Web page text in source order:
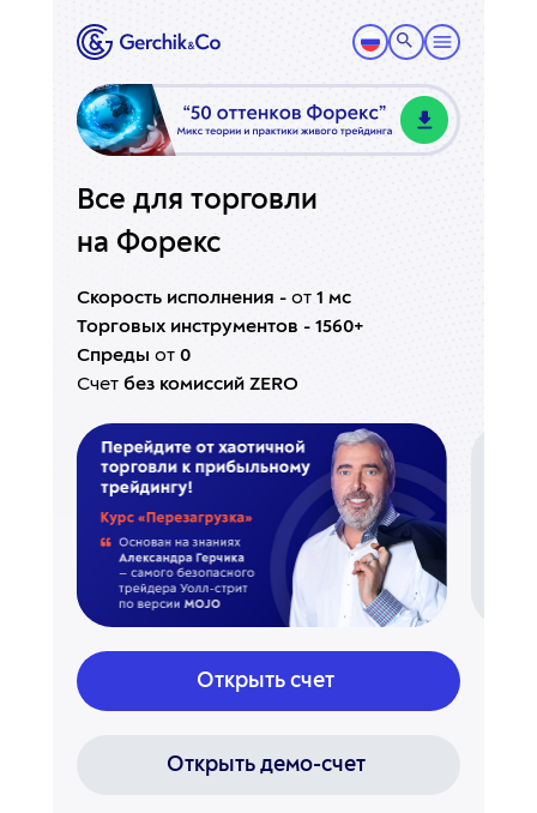
Все для торговли
на Форекс
Скорость исполнения - от 1 мс
Торговых инструментов - 1560+
Спреды от 0
Счет без комиссий ZERO
Открыть счет
Открыть демо-счет